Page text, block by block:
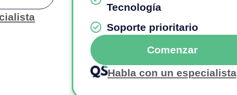
Tecnología
Soporte prioritario
Comenzar
Habla con un especialista